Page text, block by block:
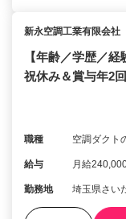
新永空調工業有限会社
【年齢／学歴／
祝休み＆賞与年2
職種 空調ダクト
給与 月給
勤務地 埼玉県さい